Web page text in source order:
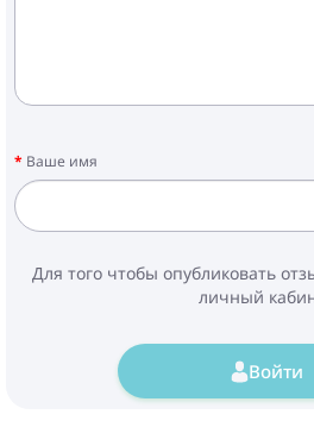
Ваше имя
Для того чтобы опубликовать
личный
Войти